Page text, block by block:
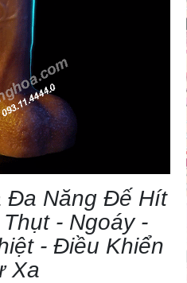
Đa Năng Đế Hít
- Ngoáy -
- Điều Khiển
Xa